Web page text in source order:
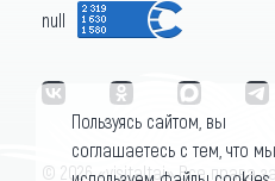
null
© 2026 «visitaltai» Все права
Пользуясь сайтом, вы
соглашаетесь с тем, что мы